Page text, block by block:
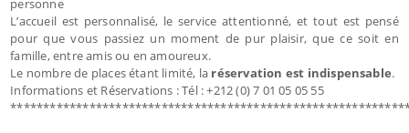
personne
L’accueil est personnalisé, le service attentionné, et tout est pensé
pour que vous passiez un moment de pur plaisir, que ce soit en
famille, entre amis ou en amoureux.
Le nombre de places étant limité, la réservation est indispensable.
Informations et Réservations : Tél : +212 (0) 7 01 05 05 55